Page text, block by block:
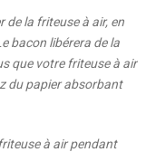
de la friteuse à air, en
bacon libérera de la
que votre friteuse à air
du papier absorbant
à air pendant